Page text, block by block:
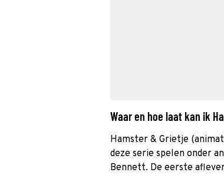
Waar en hoe laat kan ik
Hamster & Grietje
deze serie spelen onder
Bennett. De eerste